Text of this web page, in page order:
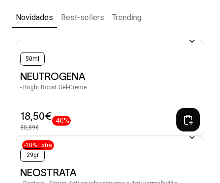
Novidades Best-sellers Trending
50ml
NEUTROGENA
- Bright Boost Gel-Creme
18,50€
30,89€
-40%
-10% Extra
29gr
NEOSTRATA